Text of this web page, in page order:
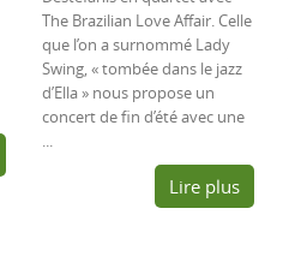
The Brazilian Love Affair. Celle
que l’on a surnommé Lady
Swing, « tombée dans le jazz
d’Ella » nous propose un
concert de fin d’été avec une
...
Lire plus